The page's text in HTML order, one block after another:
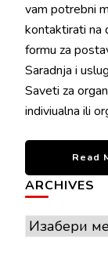
vam potrebni
kontaktirati na
formu za
Saradnja i
Saveti za
indiviualna ili
Read
ARCHIVES
Archives